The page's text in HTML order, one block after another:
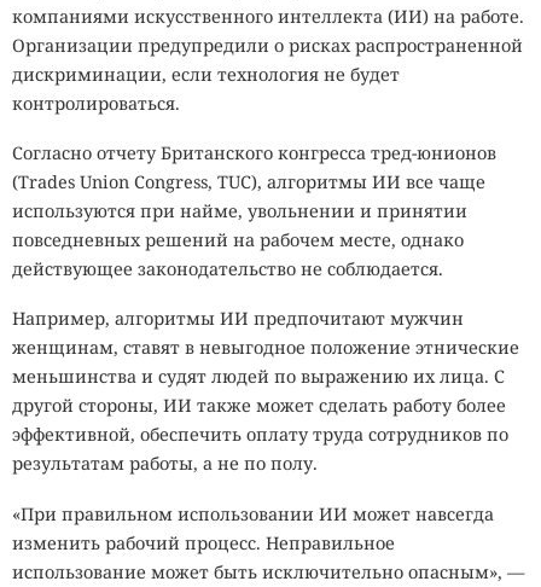
компаниями искусственного интеллекта (ИИ) на работе.
Организации предупредили о рисках распространенной
дискриминации, если технология не будет
контролироваться.
Согласно отчету Британского конгресса тред-юнионов
(Trades Union Congress, TUC), алгоритмы ИИ все чаще
используются при найме, увольнении и принятии
повседневных решений на рабочем месте, однако
действующее законодательство не соблюдается.
Например, алгоритмы ИИ предпочитают мужчин
женщинам, ставят в невыгодное положение этнические
меньшинства и судят людей по выражению их лица. С
другой стороны, ИИ также может сделать работу более
эффективной, обеспечить оплату труда сотрудников по
результатам работы, а не по полу.
«При правильном использовании ИИ может навсегда
изменить рабочий процесс. Неправильное
использование может быть исключительно опасным», —